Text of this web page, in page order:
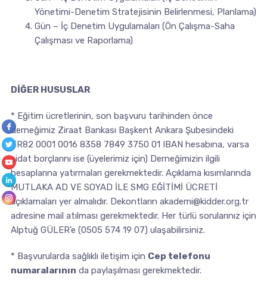
Yönetimi-Denetim Stratejisinin Belirlenmesi, Planlama)
Gün – İç Denetim Uygulamaları (Ön Çalışma-Saha
Çalışması ve Raporlama)
DİĞER HUSUSLAR
* Eğitim ücretlerinin, son başvuru tarihinden önce
derneğimiz Ziraat Bankası Başkent Ankara Şubesindeki
TR82 0001 0016 8358 7849 3750 01 IBAN hesabına, varsa
aidat borçlarını ise (üyelerimiz için) Derneğimizin ilgili
hesaplarına yatırmaları gerekmektedir. Açıklama kısımlarında
MUTLAKA AD VE SOYAD İLE SMG EĞİTİMİ ÜCRETİ
açıklamaları yer almalıdır. Dekontların akademi@kidder.org.tr
adresine mail atılması gerekmektedir. Her türlü sorularınız için
Alptuğ GÜLER’e (0505 574 19 07) ulaşabilirsiniz.
* Başvurularda sağlıklı iletişim için Cep telefonu
numaralarının da paylaşılması gerekmektedir.